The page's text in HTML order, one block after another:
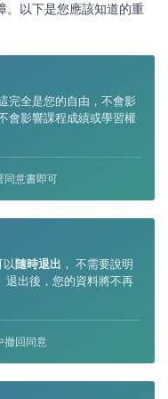
。以下是您應該知道的重
這完全是您的自由，不會影
會影響課程成績或學習權
同意書即可
隨時退出 ， 不需要說明
退出後，您的資料將不再
撤回同意